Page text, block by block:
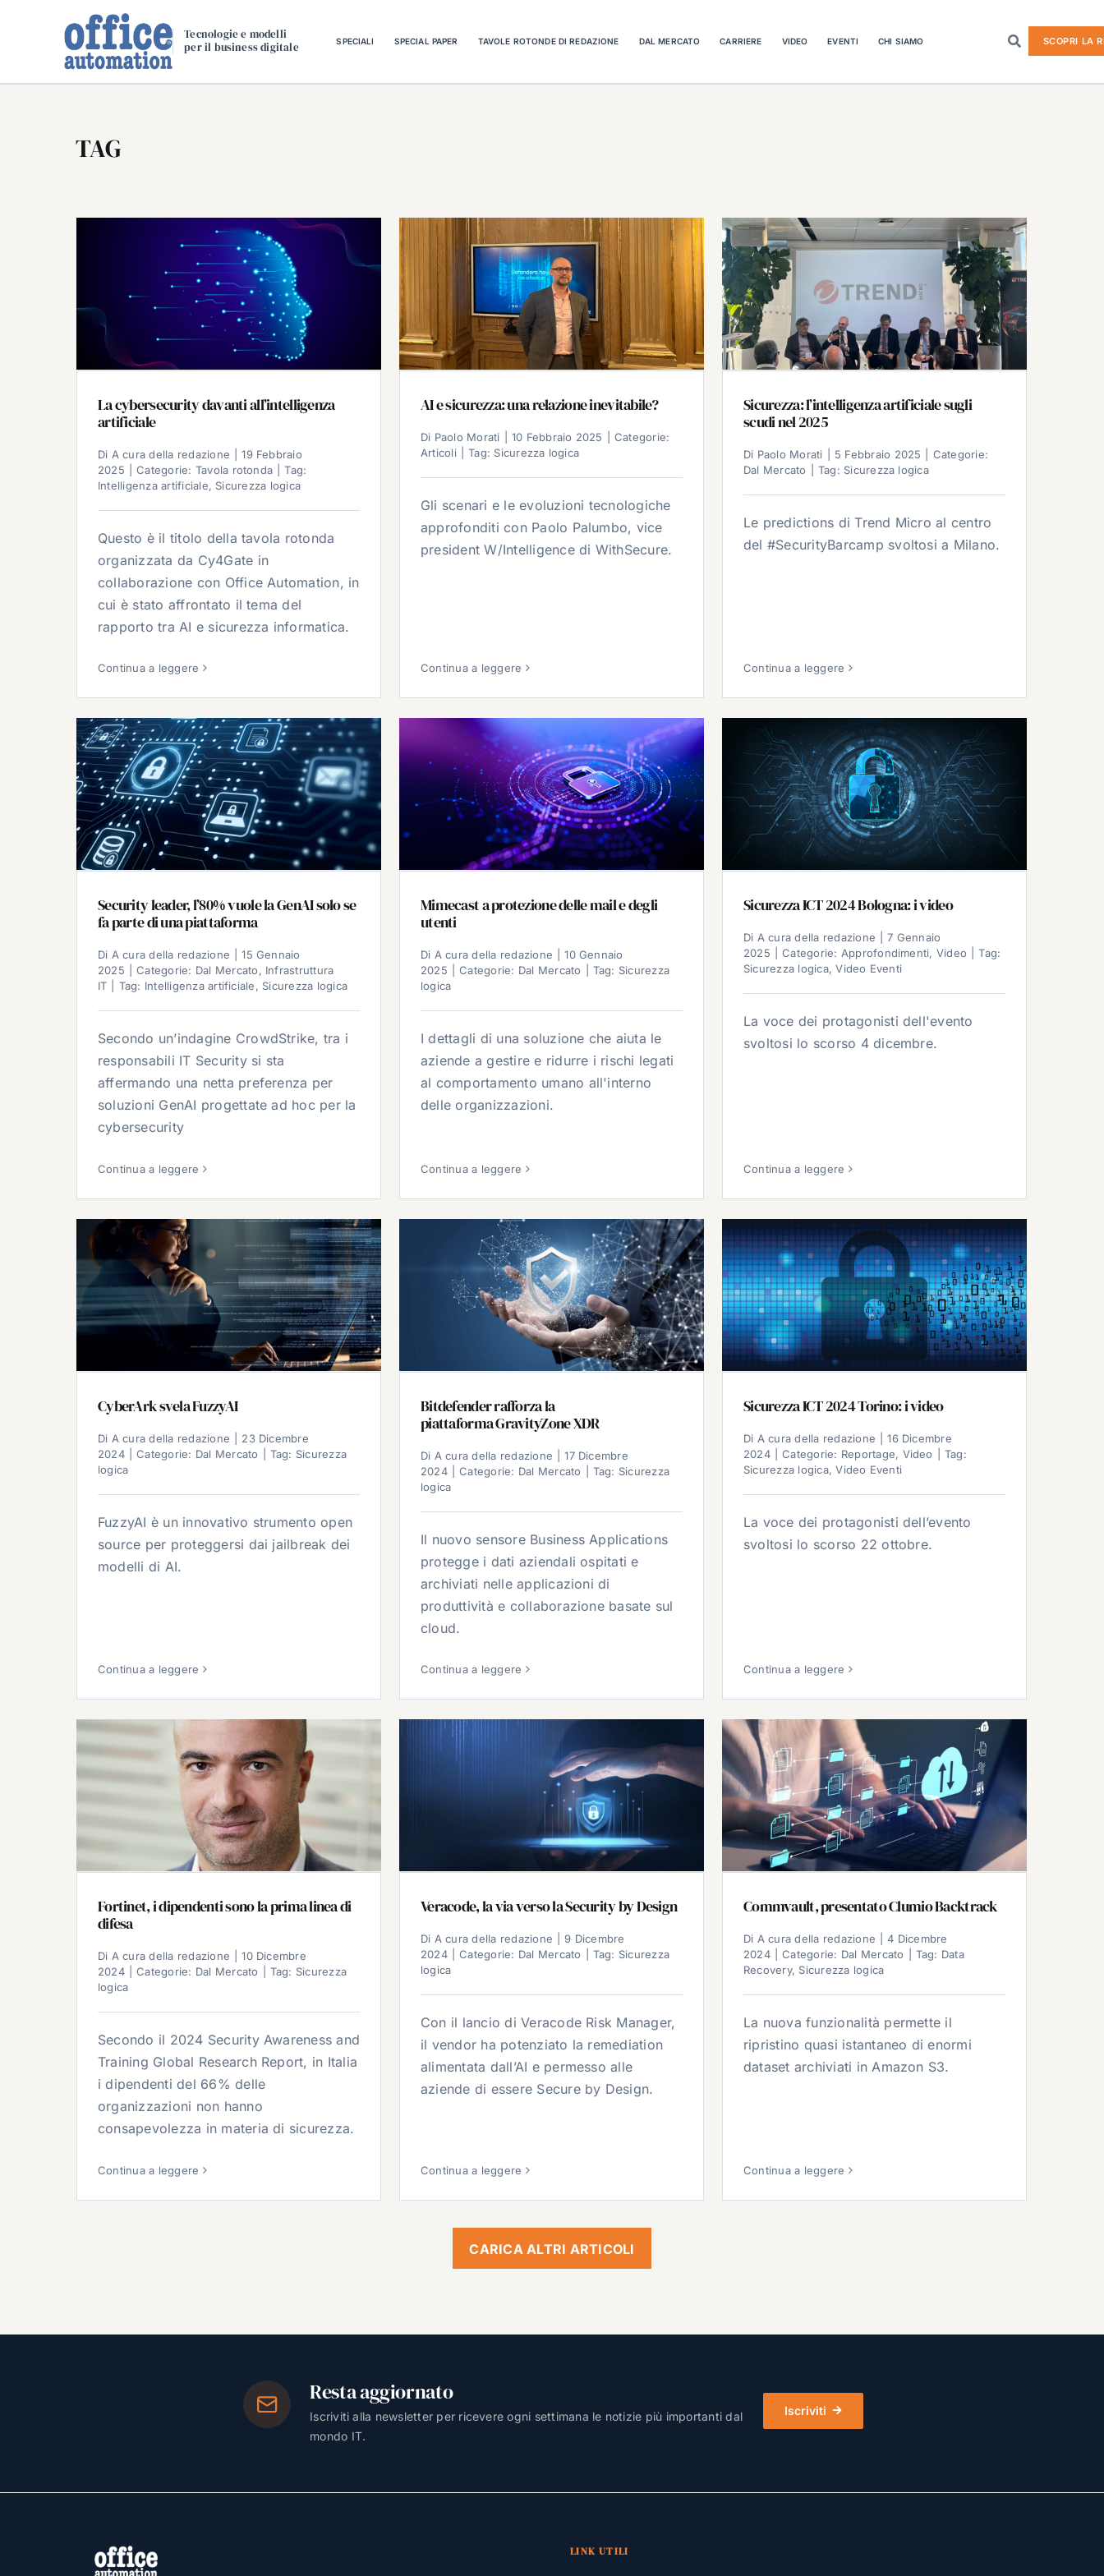
Tecnologie e modelli
per il business digitale
SPECIALI SPECIAL PAPER TAVOLE ROTONDE DI REDAZIONE DAL MERCATO CARRIERE VIDEO EVENTI CHI SIAMO SCOPRI LA
TAG
La cybersecurity davanti all’intelligenza
artificiale
Di A cura della redazione
19 Febbraio
2025
Categorie: Tavola rotonda
Tag:
Intelligenza artificiale, Sicurezza logica
Questo è il titolo della tavola rotonda
organizzata da Cy4Gate in
collaborazione con Office Automation, in
cui è stato affrontato il tema del
rapporto tra AI e sicurezza informatica.
Continua a leggere
AI e sicurezza: una relazione inevitabile?
Di Paolo Morati 10 Febbraio 2025
Categorie:
Articoli
Tag: Sicurezza logica
Gli scenari e le evoluzioni tecnologiche
approfonditi con Paolo Palumbo, vice
president W/Intelligence di WithSecure.
Continua a leggere
Sicurezza: l’intelligenza artificiale sugli
scudi nel 2025
Di Paolo Morati 5 Febbraio 2025
Categorie:
Dal Mercato
Tag: Sicurezza logica
Le predictions di Trend Micro al centro
del #SecurityBarcamp svoltosi a Milano.
Continua a leggere
Security leader, l’80% vuole la GenAI solo se
fa parte di una piattaforma
Di A cura della redazione
15 Gennaio
2025
Categorie: Dal Mercato, Infrastruttura
IT
Tag: Intelligenza artificiale, Sicurezza logica
Secondo un’indagine CrowdStrike, tra i
responsabili IT Security si sta
affermando una netta preferenza per
soluzioni GenAI progettate ad hoc per la
cybersecurity
Continua a leggere
Mimecast a protezione delle mail e degli
utenti
Di A cura della redazione
10 Gennaio
2025
Categorie: Dal Mercato Tag: Sicurezza
logica
I dettagli di una soluzione che aiuta le
aziende a gestire e ridurre i rischi legati
al comportamento umano all'interno
delle organizzazioni.
Continua a leggere
Sicurezza ICT 2024 Bologna: i video
Di A cura della redazione
7 Gennaio
2025
Categorie: Approfondimenti, Video
Tag:
Sicurezza logica,Video Eventi
La voce dei protagonisti dell'evento
svoltosi lo scorso 4 dicembre.
Continua a leggere
CyberArk svela FuzzyAI
Di A cura della redazione
23 Dicembre
2024
Categorie: Dal Mercato Tag: Sicurezza
logica
FuzzyAI è un innovativo strumento open
source per proteggersi dai jailbreak dei
modelli di AI.
Continua a leggere
Bitdefender rafforza la
piattaforma GravityZone XDR
Di A cura della redazione
17 Dicembre
2024
Categorie: Dal Mercato Tag: Sicurezza
logica
Il nuovo sensore Business Applications
protegge i dati aziendali ospitati e
archiviati nelle applicazioni di
produttività e collaborazione basate sul
cloud.
Continua a leggere
Sicurezza ICT 2024 Torino: i video
Di A cura della redazione
16 Dicembre
2024
Categorie: Reportage, Video
Tag:
Sicurezza logica,Video Eventi
La voce dei protagonisti dell’evento
svoltosi lo scorso 22 ottobre.
Continua a leggere
Fortinet, i dipendenti sono la prima linea di
difesa
Di A cura della redazione
10 Dicembre
2024
Categorie: Dal Mercato Tag: Sicurezza
logica
Secondo il 2024 Security Awareness and
Training Global Research Report, in Italia
i dipendenti del 66% delle
organizzazioni non hanno
consapevolezza in materia di sicurezza.
Continua a leggere
Veracode, la via verso la Security by Design
Di A cura della redazione
9 Dicembre
2024
Categorie: Dal Mercato Tag: Sicurezza
logica
Con il lancio di Veracode Risk Manager,
il vendor ha potenziato la remediation
alimentata dall’AI e permesso alle
aziende di essere Secure by Design.
Continua a leggere
Commvault, presentato Clumio Backtrack
Di A cura della redazione
4 Dicembre
2024
Categorie: Dal Mercato Tag: Data
Recovery, Sicurezza logica
La nuova funzionalità permette il
ripristino quasi istantaneo di enormi
dataset archiviati in Amazon S3.
Continua a leggere
CARICA ALTRI ARTICOLI
Resta aggiornato
Iscriviti alla newsletter per ricevere ogni settimana le notizie più importanti dal
mondo IT.
Iscriviti
LINK UTILI